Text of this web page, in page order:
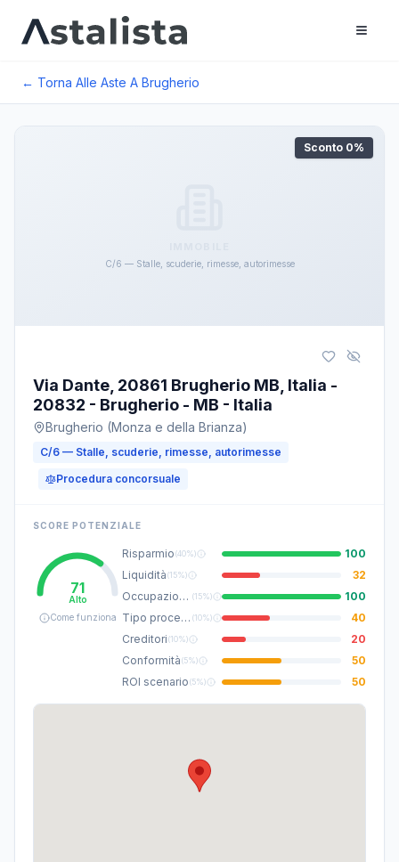
← Torna Alle Aste A Brugherio
C/6 — Stalle, scuderie, rimesse, autorimesse
Sconto 0%
Via Dante, 20861 Brugherio MB, Italia -
20832 - Brugherio - MB - Italia
Brugherio (Monza e della Brianza)
C/6 — Stalle, scuderie, rimesse, autorimesse
Procedura concorsuale
SCORE POTENZIALE
71
Alto
Come funziona
Risparmio(40%)
100
Liquidità(15%)
32
Occupazione (15%)
100
Tipo procedura (10%)
40
Creditori(10%)
20
Conformità(5%)
50
ROI scenario(5%) 50